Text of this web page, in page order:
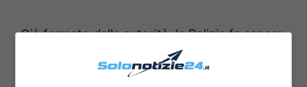
Già fermato dalle autorità, la Polizia fa sapere
era già stato fermato in
per reati violenti e sessuali e,